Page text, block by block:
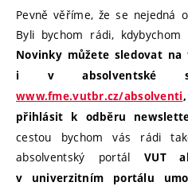
Pevně věříme, že se nejedná
Byli bychom rádi,
Novinky můžete sledovat
i v absolventské
www.fme.vutbr.cz/absolventi
přihlásit k odběru
cestou bychom vás rádi
absolventský portálVUT
v univerzitním portálu